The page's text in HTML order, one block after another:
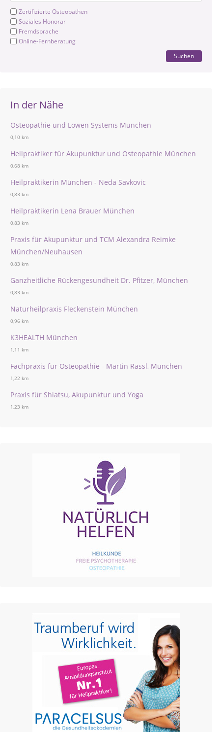
Zertifizierte Osteopathen
Soziales Honorar
Fremdsprache
Online-Fernberatung
Suchen
In der Nähe
Osteopathie und Lowen Systems München
0,10 km
Heilpraktiker für Akupunktur und Osteopathie München
0,68 km
Heilpraktikerin München - Neda Savkovic
0,83 km
Heilpraktikerin Lena Brauer München
0,83 km
Praxis für Akupunktur und TCM Alexandra Reimke
München/Neuhausen
0,83 km
Ganzheitliche Rückengesundheit Dr. Pfitzer, München
0,83 km
Naturheilpraxis Fleckenstein München
0,96 km
K3HEALTH München
1,11 km
Fachpraxis für Osteopathie - Martin Rassl, München
1,22 km
Praxis für Shiatsu, Akupunktur und Yoga
1,23 km